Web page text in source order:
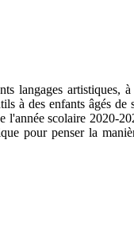
langages
à des enfants âgés
l'année scolaire 2020-
pour penser la